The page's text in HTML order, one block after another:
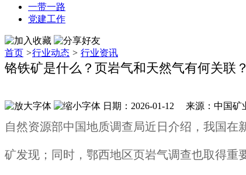
一带一路
党建工作
首页 >行业动态 > 行业资讯
铬铁矿是什么？页岩气和天然气有何关联
日期：2026-01-12 来源：中国矿
自然资源部中国地质调查局近日介绍，我国
矿发现；同时，鄂西地区页岩气调查也取得重